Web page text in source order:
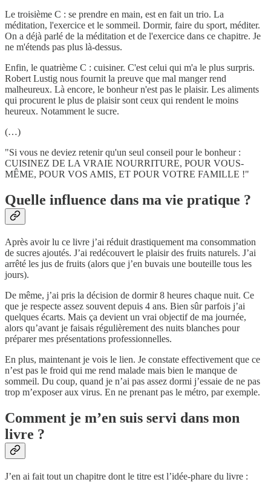
Le troisième C : se prendre en main, est en fait un trio. La
méditation, l'exercice et le sommeil. Dormir, faire du sport, méditer.
On a déjà parlé de la méditation et de l'exercice dans ce chapitre. Je
ne m'étends pas plus là-dessus.
Enfin, le quatrième C : cuisiner. C'est celui qui m'a le plus surpris.
Robert Lustig nous fournit la preuve que mal manger rend
malheureux. Là encore, le bonheur n'est pas le plaisir. Les aliments
qui procurent le plus de plaisir sont ceux qui rendent le moins
heureux. Notamment le sucre.
(…)
"Si vous ne deviez retenir qu'un seul conseil pour le bonheur :
CUISINEZ DE LA VRAIE NOURRITURE, POUR VOUS-
MÊME, POUR VOS AMIS, ET POUR VOTRE FAMILLE !"
Quelle influence dans ma vie pratique ?
Après avoir lu ce livre j’ai réduit drastiquement ma consommation
de sucres ajoutés. J’ai redécouvert le plaisir des fruits naturels. J’ai
arrêté les jus de fruits (alors que j’en buvais une bouteille tous les
jours).
De même, j’ai pris la décision de dormir 8 heures chaque nuit. Ce
que je respecte assez souvent depuis 4 ans. Bien sûr parfois j’ai
quelques écarts. Mais ça devient un vrai objectif de ma journée,
alors qu’avant je faisais régulièrement des nuits blanches pour
préparer mes présentations professionnelles.
En plus, maintenant je vois le lien. Je constate effectivement que ce
n’est pas le froid qui me rend malade mais bien le manque de
sommeil. Du coup, quand je n’ai pas assez dormi j’essaie de ne pas
trop m’exposer aux virus. En ne prenant pas le métro, par exemple.
Comment je m’en suis servi dans mon
livre ?
J’en ai fait tout un chapitre dont le titre est l’idée-phare du livre :